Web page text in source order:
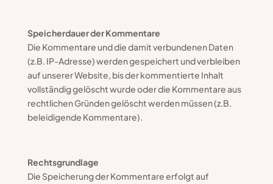
Speicherdauer der Kommentare
Die Kommentare und die damit verbundenen Daten
(z.B. IP-Adresse) werden gespeichert und verbleiben
auf unserer Website, bis der kommentierte Inhalt
vollständig gelöscht wurde oder die Kommentare aus
rechtlichen Gründen gelöscht werden müssen (z.B.
beleidigende Kommentare).
Rechtsgrundlage
Die Speicherung der Kommentare erfolgt auf